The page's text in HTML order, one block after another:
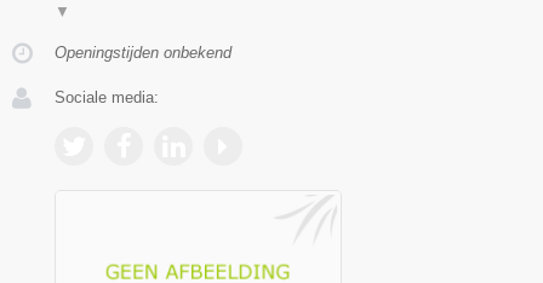
▼
Openingstijden onbekend
Sociale media: